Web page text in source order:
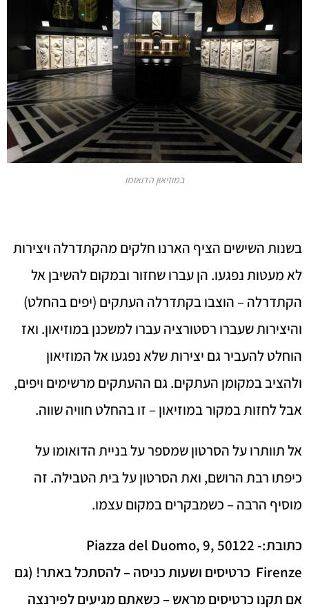
במוזיאון הדואומו
בשנות השישים הציף הארנו חלקים מהקתדרלה ויצירות
לא מעטות נפגעו. הן עברו שחזור ובמקום להשיבן אל
הקתדרלה – הוצבו בקתדרלה העתקים (יפים בהחלט)
והיצירות שעברו רסטורציה עברו למשכנן במוזיאון. ואז
הוחלט להעביר גם יצירות שלא נפגעו אל המוזיאון
ולהציב במקומן העתקים. גם ההעתקים מרשימים ויפים,
אבל לחזות במקור במוזיאון – זו בהחלט חוויה שווה.
אל תוותרו על הסרטון שמספר על בניית הדואומו על
כיפתו רבת הרושם, ואת הסרטון על בית הטבילה. זה
מוסיף הרבה – כשמבקרים במקום עצמו.
כתובת:- Piazza del Duomo, 9, 50122
Firenze כרטיסים ושעות כניסה – להסתכל באתר! (גם
אם תקנו כרטיסים מראש – כשאתם מגיעים לפירנצה